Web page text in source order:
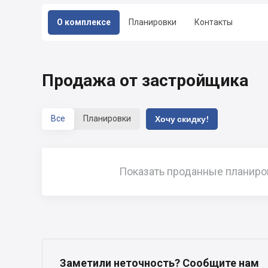
О комплексе Планировки Контакты
Продажа от застройщика
Все Планировки Хочу скидку!
Показать проданные
Заметили неточность? Сообщите нам